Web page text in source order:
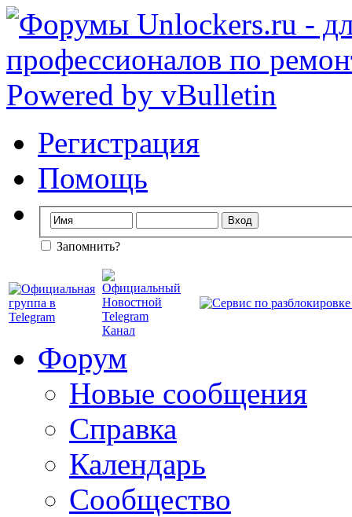
Регистрация
Помощь
Запомнить?
Форум
Новые сообщения
Справка
Календарь
Сообщество